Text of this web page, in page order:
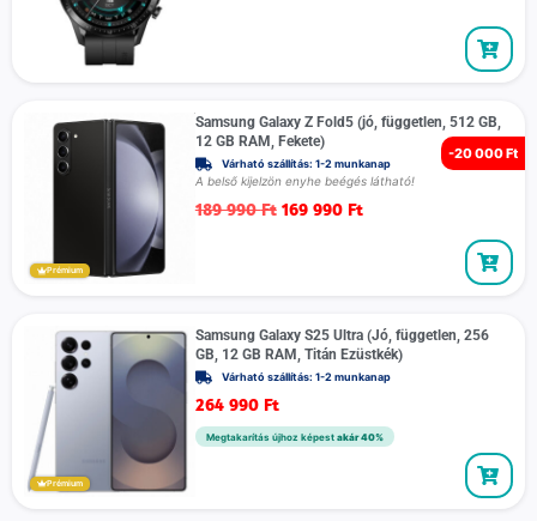
-20 000 Ft
Prémium
Samsung Galaxy Z Fold5 (jó, független, 512 GB,
12 GB RAM, Fekete)
Várható szállítás: 1-2 munkanap
A belső kijelzön enyhe beégés látható!
189 990Ft 169 990 Ft
Prémium
Samsung Galaxy S25 Ultra (Jó, független, 256
GB, 12 GB RAM, Titán Ezüstkék)
Várható szállítás: 1-2 munkanap
264 990 Ft
Megtakarítás újhoz képest akár 40%